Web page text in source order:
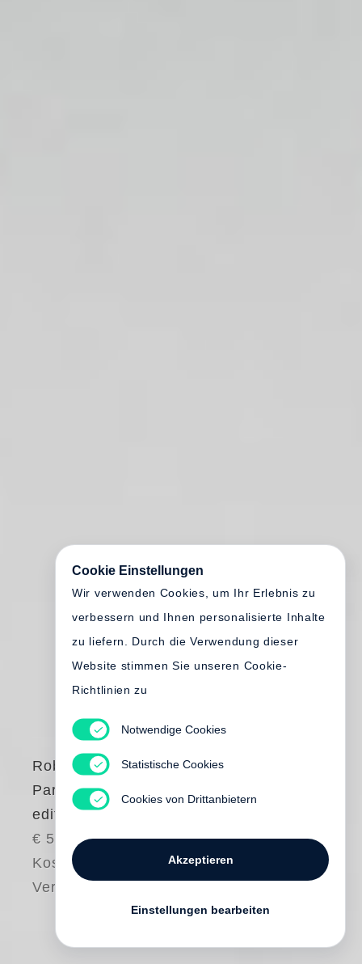
Robert Frank
Paris (French
edition)
€ 50.00
Kostenloser
Versand
Cookie Einstellungen
Wir verwenden Cookies, um Ihr Erlebnis zu
verbessern und Ihnen personalisierte Inhalte
zu liefern. Durch die Verwendung dieser
Website stimmen Sie unseren Cookie-
Richtlinien zu
Notwendige Cookies
Statistische Cookies
Cookies von Drittanbietern
Akzeptieren
Einstellungen bearbeiten